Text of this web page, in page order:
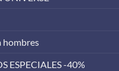
hombres
ESPECIALES -40%